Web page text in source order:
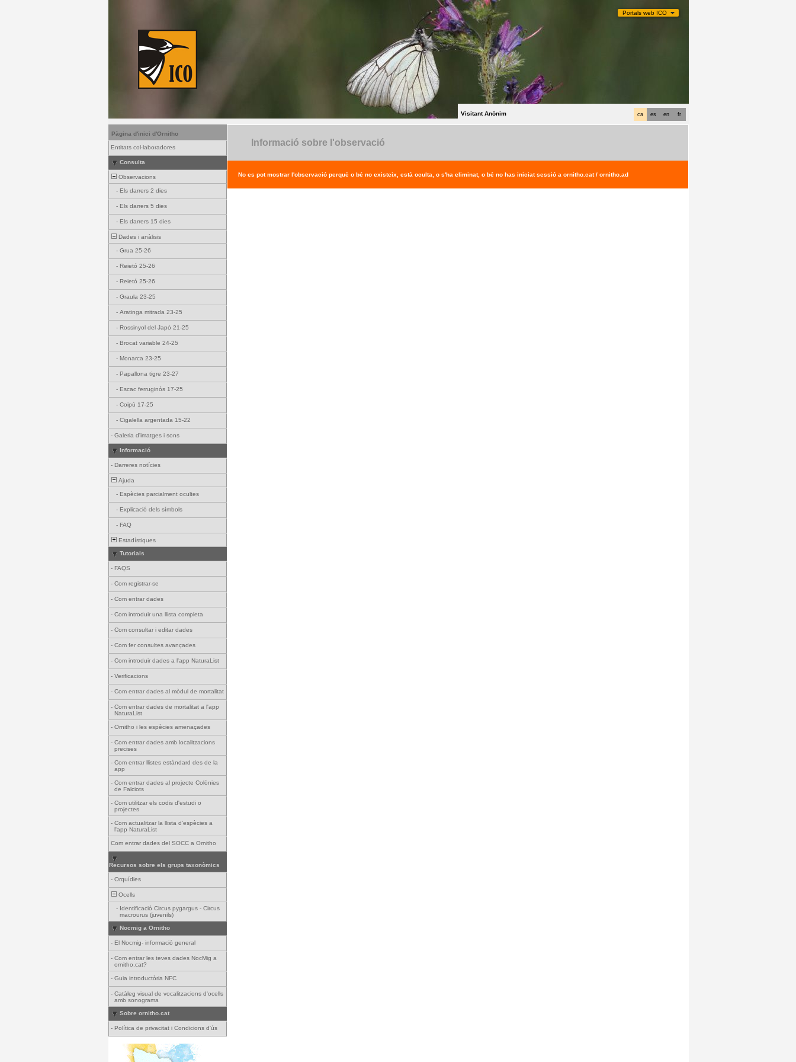
Portals web ICO
fr
en
es
ca
Visitant Anònim
Pàgina d'inici d'Ornitho
Entitats col·laboradores
Consulta
Observacions
- Els darrers 2 dies
- Els darrers 5 dies
- Els darrers 15 dies
Dades i anàlisis
- Grua 25-26
- Reietó 25-26
- Reietó 25-26
- Graula 23-25
- Aratinga mitrada 23-25
- Rossinyol del Japó 21-25
- Brocat variable 24-25
- Monarca 23-25
- Papallona tigre 23-27
- Escac ferruginós 17-25
- Coipú 17-25
- Cigalella argentada 15-22
- Galeria d'imatges i sons
Informació
- Darreres notícies
Ajuda
- Espècies parcialment ocultes
- Explicació dels símbols
- FAQ
Estadístiques
Tutorials
- FAQS
- Com registrar-se
- Com entrar dades
- Com introduir una llista completa
- Com consultar i editar dades
- Com fer consultes avançades
- Com introduir dades a l'app NaturaList
- Verificacions
- Com entrar dades al mòdul de mortalitat
- Com entrar dades de mortalitat a l'app
NaturaList
- Ornitho i les espècies amenaçades
- Com entrar dades amb localitzacions
precises
- Com entrar llistes estàndard des de la
app
- Com entrar dades al projecte Colònies
de Falciots
- Com utilitzar els codis d'estudi o
projectes
- Com actualitzar la llista d'espècies a
l'app NaturaList
Com entrar dades del SOCC a Ornitho
Recursos sobre els grups taxonòmics
- Orquídies
Ocells
- Identificació Circus pygargus - Circus
macrourus (juvenils)
Nocmig a Ornitho
- El Nocmig- informació general
- Com entrar les teves dades NocMig a
ornitho.cat?
- Guia introductòria NFC
- Catàleg visual de vocalitzacions d'ocells
amb sonograma
Sobre ornitho.cat
- Política de privacitat i Condicions d'ús
Informació sobre l'observació
No es pot mostrar l'observació perquè o bé no existeix, està oculta, o s'ha eliminat, o bé no has iniciat sessió a ornitho.cat / ornitho.ad